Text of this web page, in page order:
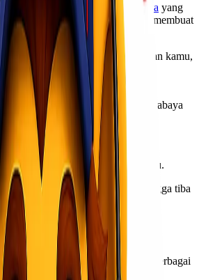
cargo murah Merauke Surabaya yang
pengiriman jarak jauh tanpa membuat
kirim.
layanan berdasarkan kebutuhan kamu,
barang kategori fragile, sampai
besar.
kami untuk rute Merauke Surabaya
tanpa mengurangi kualitas layanan.
cepat
sesuai standar lintas pulau.
agar barang tetap aman hingga tiba
realtime
sehingga kamu bisa
barang kapan saja.
berpengalaman
menangani berbagai